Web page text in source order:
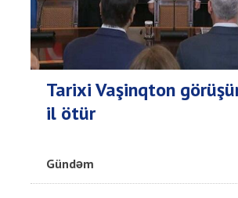
Tarixi Vaşinqton
il ötür
Gündəm